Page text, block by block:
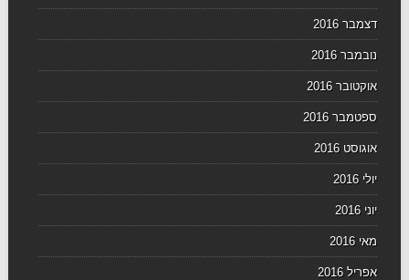
דצמבר 2016
נובמבר 2016
אוקטובר 2016
ספטמבר 2016
אוגוסט 2016
יולי 2016
יוני 2016
מאי 2016
אפריל 2016